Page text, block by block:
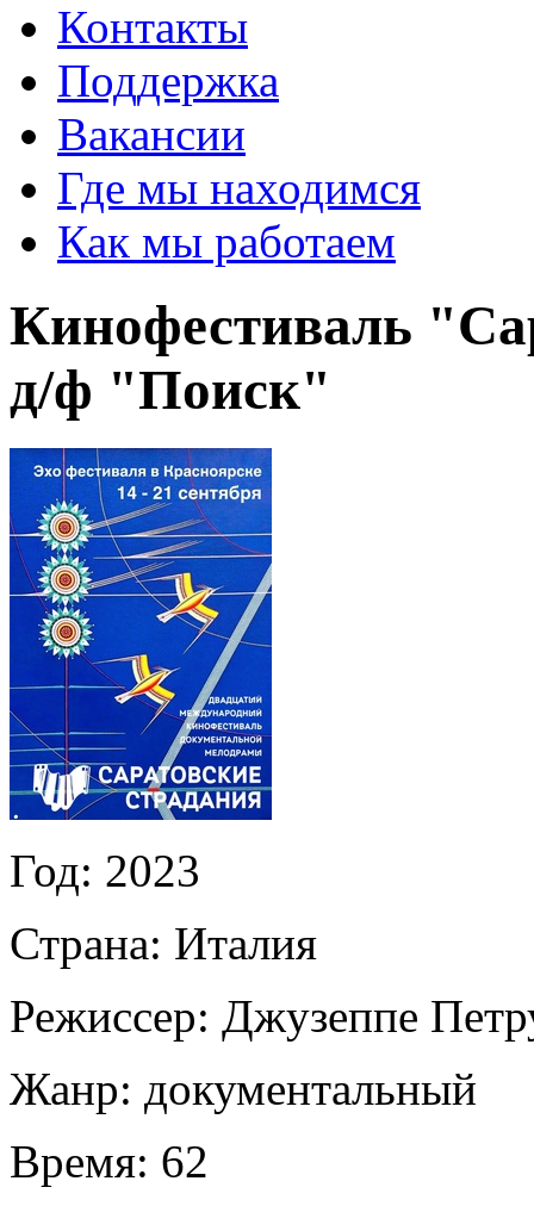
Контакты
Поддержка
Вакансии
Где мы находимся
Как мы работаем
Кинофестиваль
д/ф "Поиск"
Год: 2023
Страна: Италия
Режиссер: Джузеппе
Жанр: документальный
Время: 62